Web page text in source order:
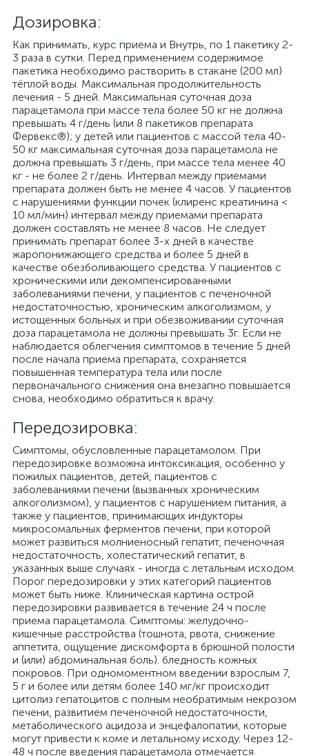
Дозировка:
Как принимать, курс приема и Внутрь, по 1 пакетику 2-
3 раза в сутки. Перед применением содержимое
пакетика необходимо растворить в стакане (200 мл)
тёплой воды. Максимальная продолжительность
лечения - 5 дней. Максимальная суточная доза
парацетамола при массе тела более 50 кг не должна
превышать 4 г/день (или 8 пакетиков препарата
Фервекс®); у детей или пациентов с массой тела 40-
50 кг максимальная суточная доза парацетамола не
должна превышать 3 г/день, при массе тела менее 40
кг - не более 2 г/день. Интервал между приемами
препарата должен быть не менее 4 часов. У пациентов
с нарушениями функции почек (клиренс креатинина <
10 мл/мин) интервал между приемами препарата
должен составлять не менее 8 часов. Не следует
принимать препарат более 3-х дней в качестве
жаропонижающего средства и более 5 дней в
качестве обезболивающего средства. У пациентов с
хроническими или декомпенсированными
заболеваниями печени, у пациентов с печеночной
недостаточностью, хроническим алкоголизмом, у
истощенных больных и при обезвоживании суточная
доза парацетамола не должны превышать 3г. Если не
наблюдается облегчения симптомов в течение 5 дней
после начала приема препарата, сохраняется
повышенная температура тела или после
первоначального снижения она внезапно повышается
снова, необходимо обратиться к врачу.
Передозировка:
Симптомы, обусловленные парацетамолом. При
передозировке возможна интоксикация, особенно у
пожилых пациентов, детей, пациентов с
заболеваниями печени (вызванных хроническим
алкоголизмом), у пациентов с нарушением питания, а
также у пациентов, принимающих индукторы
микросомальных ферментов печени, при которой
может развиться молниеносный гепатит, печеночная
недостаточность, холестатический гепатит, в
указанных выше случаях - иногда с летальным исходом.
Порог передозировки у этих категорий пациентов
может быть ниже. Клиническая картина острой
передозировки развивается в течение 24 ч после
приема парацетамола. Симптомы: желудочно-
кишечные расстройства (тошнота, рвота, снижение
аппетита, ощущение дискомфорта в брюшной полости
и (или) абдоминальная боль). бледность кожных
покровов. При одномоментном введении взрослым 7,
5 г и более или детям более 140 мг/кг происходит
цитолиз гепатоцитов с полным необратимым некрозом
печени, развитием печеночной недостаточности,
метаболического ацидоза и энцефалопатии, которые
могут привести к коме и летальному исходу. Через 12-
48 ч после введения парацетамола отмечается